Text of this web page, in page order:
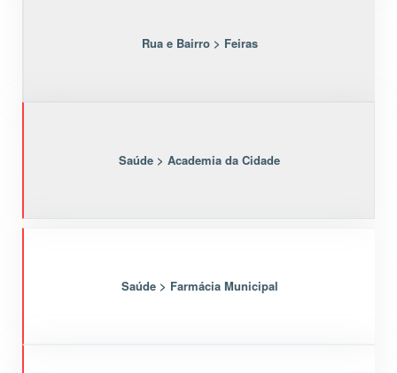
Rua e Bairro > Feiras
Saúde > Academia da Cidade
Saúde > Farmácia Municipal